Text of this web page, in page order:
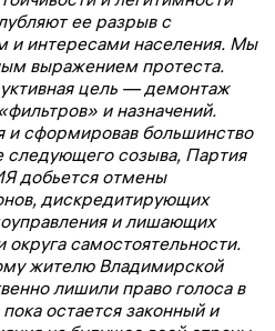
ее разрыв с
и интересами населения. Мы
выражением протеста.
цель — демонтаж
и назначений.
и сформировав большинство
следующего созыва, Партия
отмены
дискредитирующих
и лишающих
самостоятельности.
жителю Владимирской
лишили право голоса в
остается законный и